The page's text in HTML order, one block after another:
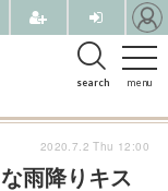
menu
search
雨降りキス
2020.7.2 Thu 12:00